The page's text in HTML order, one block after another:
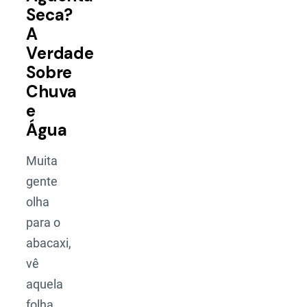
Seca?
A
Verdade
Sobre
Chuva
e
Água
Muita
gente
olha
para o
abacaxi,
vê
aquela